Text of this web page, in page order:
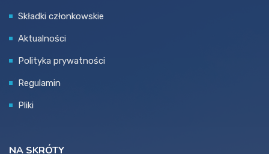
SZKOLENIA
OGŁOSZENIA
Składki członkowskie
Aktualności
Polityka prywatności
Regulamin
Pliki
NA SKRÓTY